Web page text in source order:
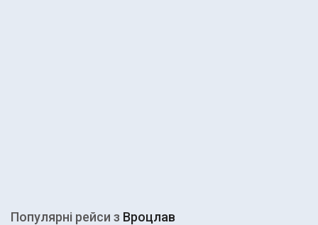
Популярні рейcи з Вроцлав